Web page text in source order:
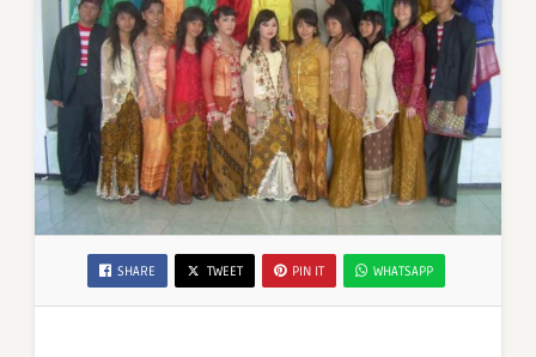
SHARE TWEET PIN IT WHATSAPP